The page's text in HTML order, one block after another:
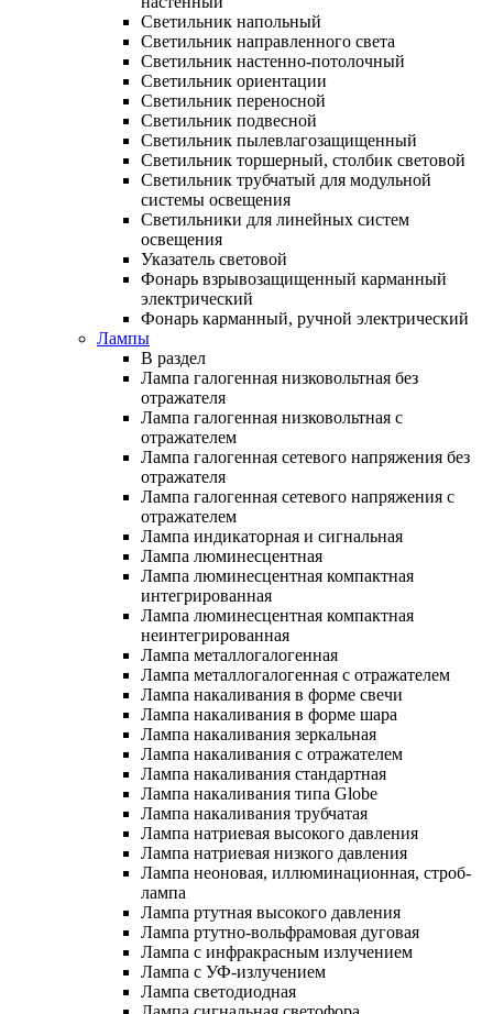
Светильник напольный
Светильник направленного света
Светильник настенно-потолочный
Светильник ориентации
Светильник переносной
Светильник подвесной
Светильник пылевлагозащищенный
Светильник торшерный, столбик световой
Светильник трубчатый для модульной
системы освещения
Светильники для линейных систем
освещения
Указатель световой
Фонарь взрывозащищенный карманный
электрический
Фонарь карманный, ручной электрический
Лампы
В раздел
Лампа галогенная низковольтная без
отражателя
Лампа галогенная низковольтная с
отражателем
Лампа галогенная сетевого напряжения без
отражателя
Лампа галогенная сетевого напряжения с
отражателем
Лампа индикаторная и сигнальная
Лампа люминесцентная
Лампа люминесцентная компактная
интегрированная
Лампа люминесцентная компактная
неинтегрированная
Лампа металлогалогенная
Лампа металлогалогенная с отражателем
Лампа накаливания в форме свечи
Лампа накаливания в форме шара
Лампа накаливания зеркальная
Лампа накаливания с отражателем
Лампа накаливания стандартная
Лампа накаливания типа Globe
Лампа накаливания трубчатая
Лампа натриевая высокого давления
Лампа натриевая низкого давления
Лампа неоновая, иллюминационная, строб-
лампа
Лампа ртутная высокого давления
Лампа ртутно-вольфрамовая дуговая
Лампа с инфракрасным излучением
Лампа с УФ-излучением
Лампа светодиодная